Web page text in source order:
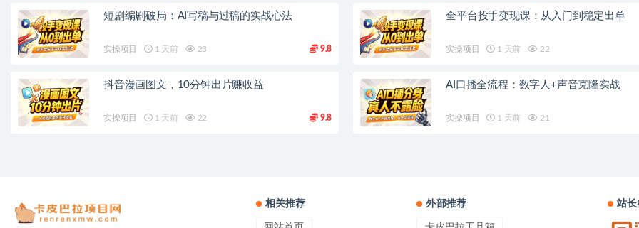
短剧编剧破局：AI写稿与过稿的实战心法
实操项目 1 天前 23 9.8
全平台投手变现课：从入门到稳定出单
实操项目 1 天前 22
抖音漫画图文，10分钟出片赚收益
实操项目 1 天前 22 9.8
AI口播全流程：数字人+声音克隆实战
实操项目 1 天前 21
相关推荐 外部推荐 站